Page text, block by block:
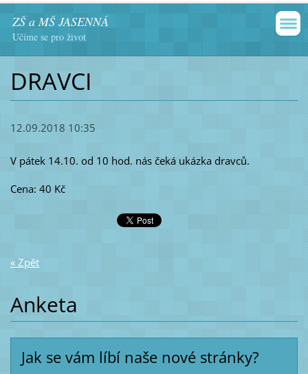
ZŠ a MŠ JASENNÁ
Učíme se pro život
DRAVCI
12.09.2018 10:35
V pátek 14.10. od 10 hod. nás čeká ukázka dravců.
Cena: 40 Kč
« Zpět
Anketa
Jak se vám líbí naše nové stránky?